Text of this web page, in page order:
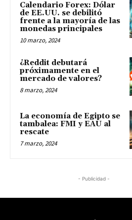
Calendario Forex: Dólar
de EE.UU. se debilitó
frente a la mayoría de las
monedas principales
10 marzo, 2024
¿Reddit debutará
próximamente en el
mercado de valores?
8 marzo, 2024
La economía de Egipto se
tambalea: FMI y EAU al
rescate
7 marzo, 2024
- Publicidad -